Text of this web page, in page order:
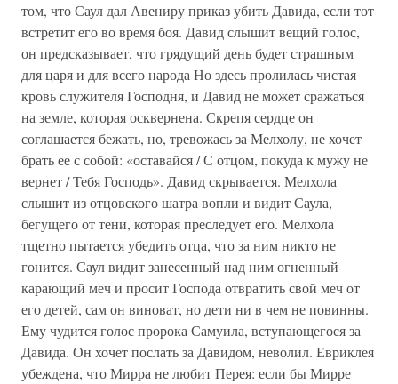
том, что Саул дал Авениру приказ убить Давида, если тот
встретит его во время боя. Давид слышит вещий голос,
он предсказывает, что грядущий день будет страшным
для царя и для всего народа Но здесь пролилась чистая
кровь служителя Господня, и Давид не может сражаться
на земле, которая осквернена. Скрепя сердце он
соглашается бежать, но, тревожась за Мелхолу, не хочет
брать ее с собой: «оставайся / С отцом, покуда к мужу не
вернет / Тебя Господь». Давид скрывается. Мелхола
слышит из отцовского шатра вопли и видит Саула,
бегущего от тени, которая преследует его. Мелхола
тщетно пытается убедить отца, что за ним никто не
гонится. Саул видит занесенный над ним огненный
карающий меч и просит Господа отвратить свой меч от
его детей, сам он виноват, но дети ни в чем не повинны.
Ему чудится голос пророка Самуила, вступающегося за
Давида. Он хочет послать за Давидом, неволил. Евриклея
убеждена, что Мирра не любит Перея: если бы Мирре